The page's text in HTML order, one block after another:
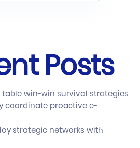
Posts
table win-win survival strategies
coordinate proactive e-
strategic networks with